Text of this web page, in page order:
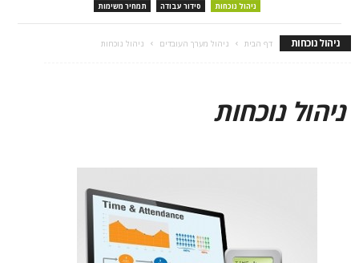
ניהול נוכחות סידור עבודה תמחיר משימות
ניהול נוכחות דף הבית ניהול מערך העובדים ניהול נוכחות
ניהול נוכחות